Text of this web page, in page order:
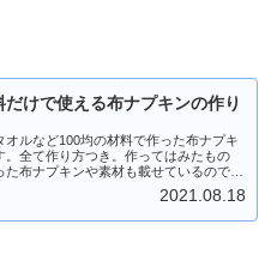
だけで使える布ナプキンの作り
オルなど100均の材料で作った布ナプキ
。全て作り方つき。作ってはみたもの
た布ナプキンや素材も載せているので、
2021.08.18